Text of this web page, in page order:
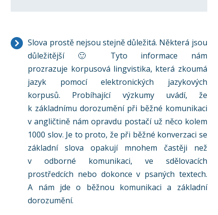
Slova prostě nejsou stejně důležitá. Některá jsou
důležitější 🙂 Tyto informace nám
prozrazuje korpusová lingvistika, která zkoumá
jazyk pomocí elektronických jazykových
korpusů. Probíhající výzkumy uvádí, že
k základnímu dorozumění při běžné komunikaci
v angličtině nám opravdu postačí už něco kolem
1000 slov. Je to proto, že při běžné konverzaci se
základní slova opakují mnohem častěji než
v odborné komunikaci, ve sdělovacích
prostředcích nebo dokonce v psaných textech.
A nám jde o běžnou komunikaci a základní
dorozumění.